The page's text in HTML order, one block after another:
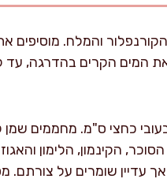
והמלח. מוסיפים
את המים הקרים בהדרגה,
כחצי ס"מ. מחממים שמן
הקינמון, הלימון
רכים ונעימים אך עדיין שומרים על